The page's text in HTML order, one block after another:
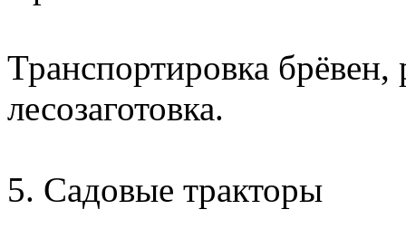
Транспортировка брёвен,
лесозаготовка.
5. Садовые тракторы